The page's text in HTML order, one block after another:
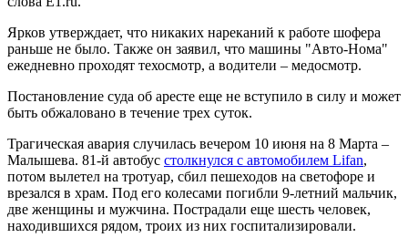
Ярков утверждает, что никаких нареканий к работе шофера
раньше не было. Также он заявил, что машины "Авто-Нома"
ежедневно проходят техосмотр, а водители – медосмотр.
Постановление суда об аресте еще не вступило в силу и может
быть обжаловано в течение трех суток.
Трагическая авария случилась вечером 10 июня на 8 Марта –
Малышева. 81-й автобус столкнулся с автомобилем Lifan,
потом вылетел на тротуар, сбил пешеходов на светофоре и
врезался в храм. Под его колесами погибли 9-летний мальчик,
две женщины и мужчина. Пострадали еще шесть человек,
находившихся рядом, троих из них госпитализировали.